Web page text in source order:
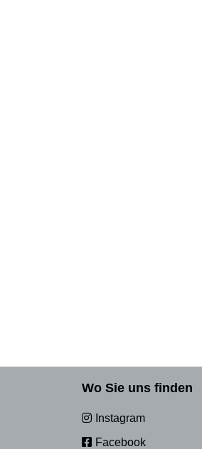
Wo Sie uns finden
Instagram
Facebook